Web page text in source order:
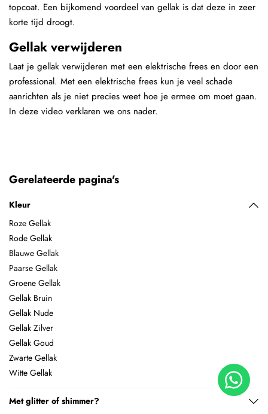
topcoat. Een bijkomend voordeel van gellak is dat deze in zeer
korte tijd droogt.
Gellak verwijderen
Laat je gellak verwijderen met een elektrische frees en door een
professional. Met een elektrische frees kun je veel schade
aanrichten als je niet precies weet hoe je ermee om moet gaan.
In deze video verklaren we ons nader.
Gerelateerde pagina's
Kleur
Roze Gellak
Rode Gellak
Blauwe Gellak
Paarse Gellak
Groene Gellak
Gellak Bruin
Gellak Nude
Gellak Zilver
Gellak Goud
Zwarte Gellak
Witte Gellak
Met glitter of shimmer?